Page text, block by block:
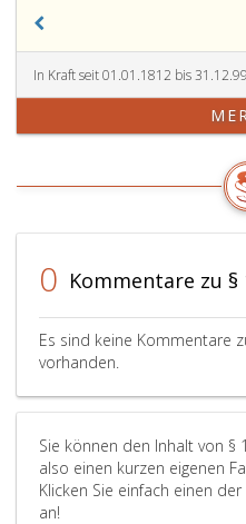
In Kraft seit 01.01.1812 bis
0 Kommentare zu §
Es sind keine Kommentare
vorhanden.
Sie können den Inhalt von §
also einen kurzen eigenen
Klicken Sie einfach einen
an!